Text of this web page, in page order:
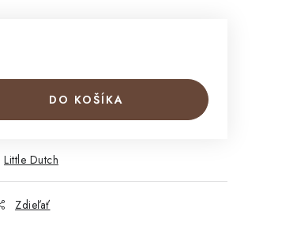
DO KOŠÍKA
Little Dutch
Zdieľať